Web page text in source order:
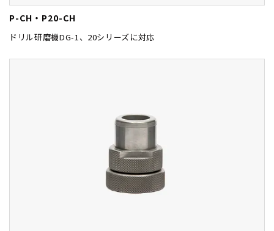
P-CH・P20-CH
ドリル研磨機DG-1、20シリーズに対応